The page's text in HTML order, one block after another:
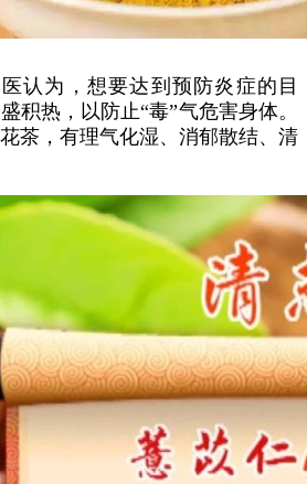
认为，想要达到预防炎症的目
积热，以防止“毒”气危害身体。
茶，有理气化湿、消郁散结、清